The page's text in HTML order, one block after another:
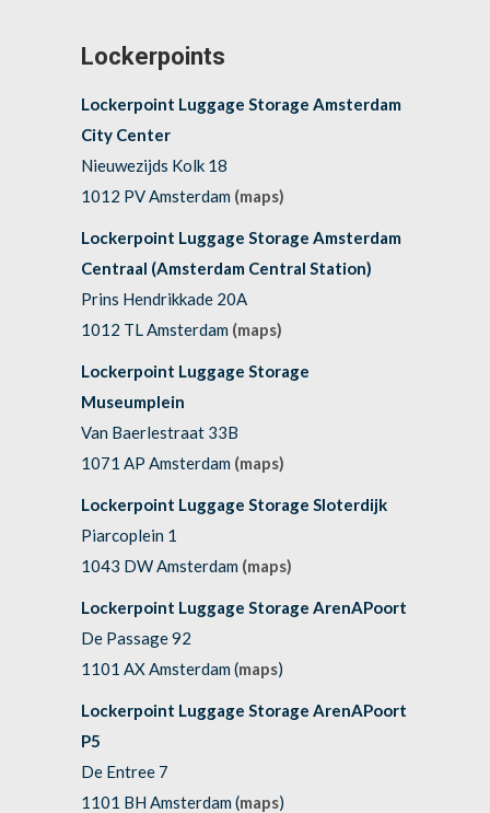
Lockerpoints
Lockerpoint Luggage Storage Amsterdam
City Center
Nieuwezijds Kolk 18
1012 PV Amsterdam (maps)
Lockerpoint Luggage Storage Amsterdam
Centraal (Amsterdam Central Station)
Prins Hendrikkade 20A
1012 TL Amsterdam (maps)
Lockerpoint Luggage Storage
Museumplein
Van Baerlestraat 33B
1071 AP Amsterdam (maps)
Lockerpoint Luggage Storage Sloterdijk
Piarcoplein 1
1043 DW Amsterdam (maps)
Lockerpoint Luggage Storage ArenAPoort
De Passage 92
1101 AX Amsterdam (maps)
Lockerpoint Luggage Storage ArenAPoort
P5
De Entree 7
1101 BH Amsterdam (maps)